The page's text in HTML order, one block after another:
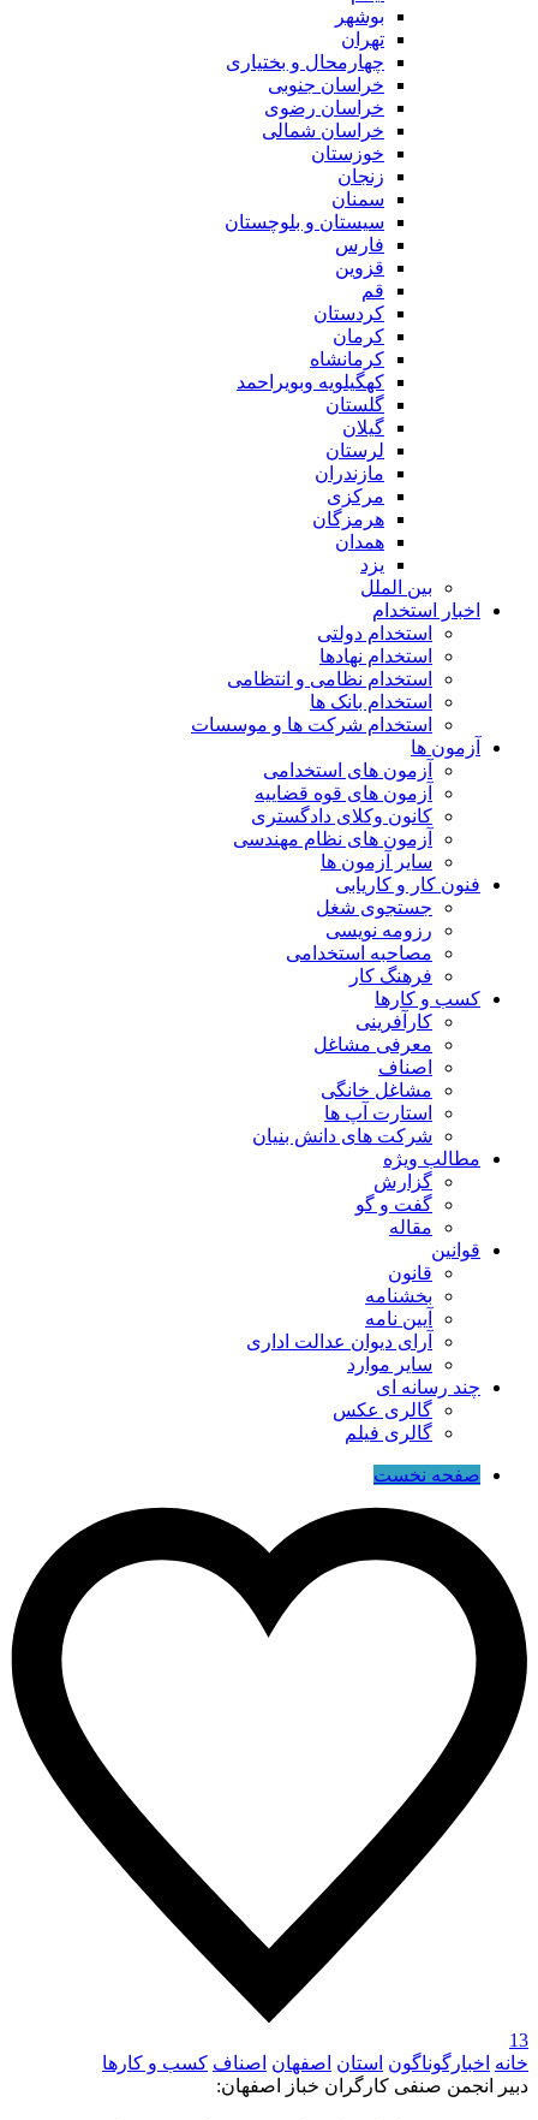
بوشهر
تهران
چهارمحال و بختیاری
خراسان جنوبی
خراسان رضوی
خراسان شمالی
خوزستان
زنجان
سمنان
سیستان و بلوچستان
فارس
قزوین
قم
کردستان
کرمان
کرمانشاه
کهگیلویه وبویراحمد
گلستان
گیلان
لرستان
مازندران
مرکزی
هرمزگان
همدان
یزد
بین الملل
اخبار استخدام
استخدام دولتی
استخدام نهادها
استخدام نظامی و انتظامی
استخدام بانک ها
استخدام شرکت ها و موسسات
آزمون ها
آزمون های استخدامی
آزمون های قوه قضاییه
کانون وکلای دادگستری
آزمون های نظام مهندسی
سایر آزمون ها
فنون کار و کاریابی
جستجوی شغل
رزومه نویسی
مصاحبه استخدامی
فرهنگ کار
کسب و کارها
کارآفرینی
معرفی مشاغل
اصناف
مشاغل خانگی
استارت آپ ها
شرکت های دانش بنیان
مطالب ویژه
گزارش
گفت و گو
مقاله
قوانین
قانون
بخشنامه
آیین نامه
آرای دیوان عدالت اداری
سایر موارد
چند رسانه ای
گالری عکس
گالری فیلم
صفحه نخست
13
خانه اخبارگوناگون استان اصفهان اصناف کسب و کارها
دبیر انجمن صنفی کارگران خباز اصفهان: